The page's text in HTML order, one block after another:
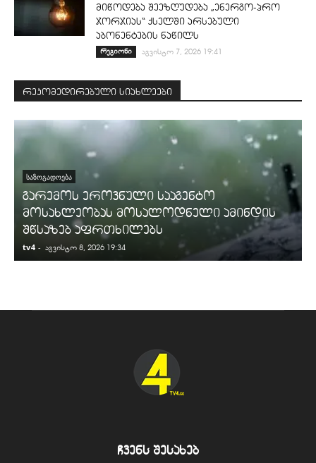
მიწოდება შეეზღუდება „ენერგო-პრო
ჯორჯიას“ ქსელში არსებული
აბონენტების ნაწილს
რეგიონი აგვისტო 7, 2026 19:41
რეკომედირებული სიახლეები
ᲡᲐᲖᲝᲒᲐᲓᲝᲔᲑᲐ
გარემოს ეროვნული სააგენტო
მოსახლეობას მოსალოდნელი ამინდის
შწსაზებ აფრთხილებს
tv4 - აგვისტო 8, 2026 19:34
ჩვენს შესახებ